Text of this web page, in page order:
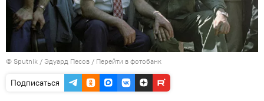
© Sputnik / Эдуард Песов / Перейти в фотобанк
Подписаться